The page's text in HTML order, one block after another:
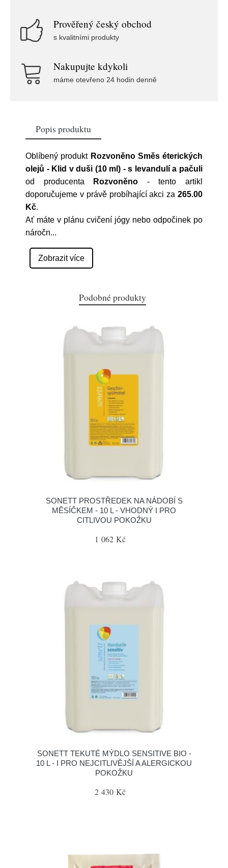
Prověřený český obchod
s kvalitními produkty
Nakupujte kdykoli
máme otevřeno 24 hodin denně
Popis produktu
Oblíbený produkt Rozvoněno Směs éterických
olejů - Klid v duši (10 ml) - s levandulí a pačuli
od producenta
Rozvoněno - tento artikl
doporučujeme v právě probíhající akci za 265.00
Kč.
Ať máte v plánu cvičení jógy nebo odpočinek po
náročn...
Zobrazit více
Podobné produkty
SONETT PROSTŘEDEK NA NÁDOBÍ S
MĚSÍČKEM - 10 L - VHODNÝ I PRO
CITLIVOU POKOŽKU
1 062 Kč
SONETT TEKUTÉ MÝDLO SENSITIVE BIO -
10 L - I PRO NEJCITLIVĚJŠÍ A ALERGICKOU
POKOŽKU
2 430 Kč